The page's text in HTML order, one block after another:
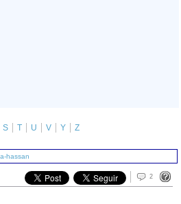
S T U V Y Z
hassan
2